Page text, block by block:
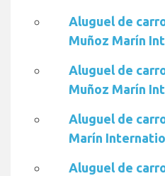
Aluguel de
Muñoz Marín
Aluguel de
Muñoz Marín
Aluguel de
Marín
Aluguel de